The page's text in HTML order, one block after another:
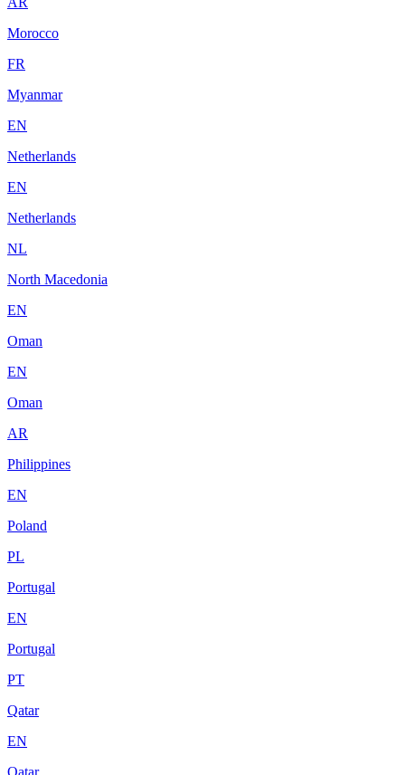
Morocco
FR
Myanmar
EN
Netherlands
EN
Netherlands
NL
North Macedonia
EN
Oman
EN
Oman
AR
Philippines
EN
Poland
PL
Portugal
EN
Portugal
PT
Qatar
EN
Qatar